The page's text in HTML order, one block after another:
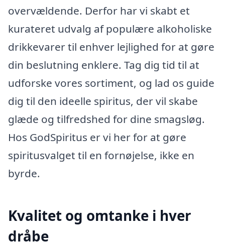
overvældende. Derfor har vi skabt et
kurateret udvalg af populære alkoholiske
drikkevarer til enhver lejlighed for at gøre
din beslutning enklere. Tag dig tid til at
udforske vores sortiment, og lad os guide
dig til den ideelle spiritus, der vil skabe
glæde og tilfredshed for dine smagsløg.
Hos GodSpiritus er vi her for at gøre
spiritusvalget til en fornøjelse, ikke en
byrde.
Kvalitet og omtanke i hver
dråbe